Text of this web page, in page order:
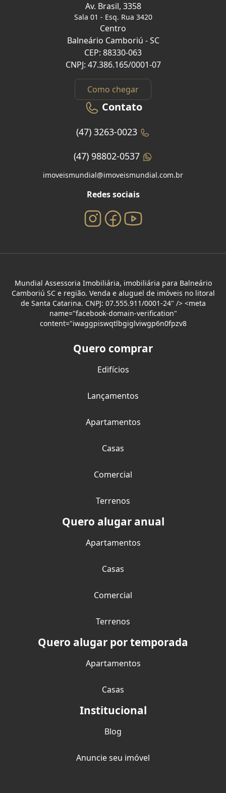
Av. Brasil, 3358
Sala 01 - Esq. Rua 3420
Centro
Balneário Camboriú - SC
CEP: 88330-063
CNPJ: 47.386.165/0001-07
Como chegar
Contato
(47) 3263-0023
(47) 98802-0537
imoveismundial@imoveismundial.com.br
Redes sociais
Mundial Assessoria Imobiliária, imobiliária para Balneário
Camboriú SC e região. Venda e aluguel de imóveis no litoral
de Santa Catarina. CNPJ: 07.555.911/0001-24" /> <meta
name="facebook-domain-verification"
content="iwaggpiswqtlbgiglviwgp6n0fpzv8
Quero comprar
Edifícios
Lançamentos
Apartamentos
Casas
Comercial
Terrenos
Quero alugar anual
Apartamentos
Casas
Comercial
Terrenos
Quero alugar por temporada
Apartamentos
Casas
Institucional
Blog
Anuncie seu imóvel